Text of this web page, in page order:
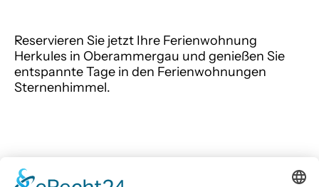
Reservieren Sie jetzt Ihre Ferienwohnung
Herkules in Oberammergau und genießen Sie
entspannte Tage in den Ferienwohnungen
Sternenhimmel.